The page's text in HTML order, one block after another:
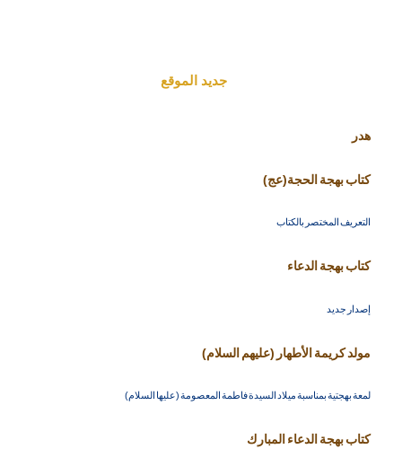
جديد الموقع
هدر
كتاب بهجة الحجة(عج)
التعريف المختصر بالكتاب
كتاب بهجة الدعاء
إصدار جديد
مولد كريمة الأطهار (عليهم السلام)
لمعة بهجتية بمناسبة ميلاد السيدة فاطمة المعصومة (عليها السلام)
كتاب بهجة الدعاء المبارك